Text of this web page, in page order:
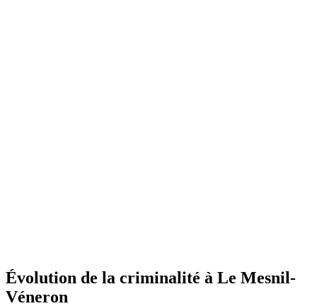
Évolution de la criminalité à Le Mesnil-
Véneron